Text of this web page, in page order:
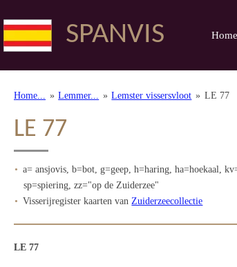
SPANVIS
Home... » Lemmer... » Lemster vissersvloot » LE 77
LE 77
a= ansjovis, b=bot, g=geep, h=haring, ha=hoekaal,
sp=spiering, zz="op de Zuiderzee"
Visserijregister kaarten van Zuiderzeecollectie
LE 77